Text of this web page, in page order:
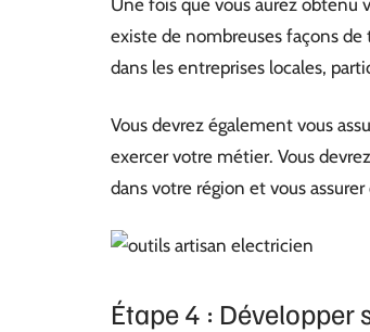
Une fois que vous aurez
existe de nombreuses façons
dans les entreprises locales,
Vous devrez également vous
exercer votre métier. Vous
dans votre région et vous
Étape 4 : Développer